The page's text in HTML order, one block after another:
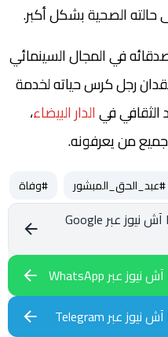
الصحية بشكل أكبر.
في المجال السينمائي
رجل كرس حياته لخدمة
الثقافي فيالدار البيضاء،
من يعرفونه.
#عبد_الحق_المبشور #وفاة
تابع آخر الأخبار من H-NEWS آش نيوز عبر Google